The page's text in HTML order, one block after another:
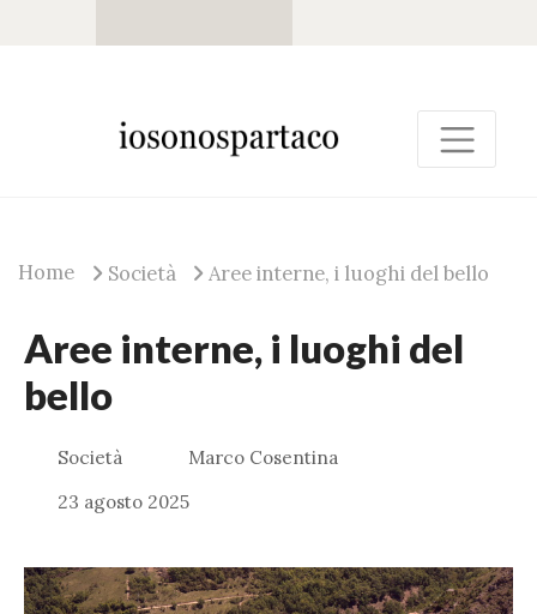
Home Società Aree interne, i luoghi del bello
Aree interne, i luoghi del
bello
Società
Marco Cosentina
23 agosto 2025